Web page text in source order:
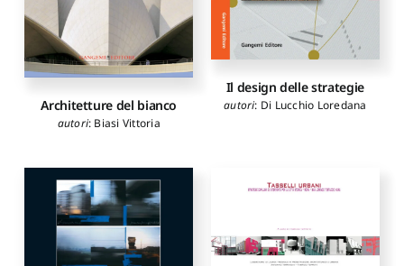
Architetture del bianco
autori: Biasi Vittoria
Il design delle strategie
autori: Di Lucchio Loredana